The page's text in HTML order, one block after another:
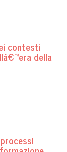
contesti
della